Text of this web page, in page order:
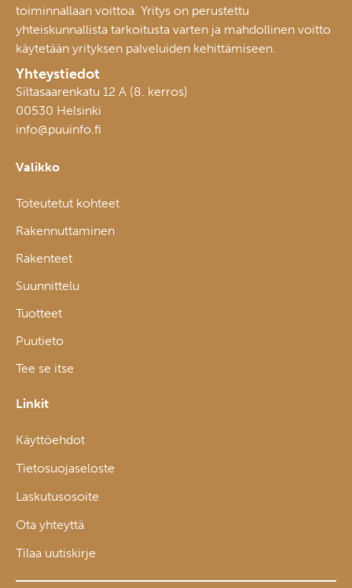
toiminnallaan voittoa. Yritys on perustettu
yhteiskunnallista tarkoitusta varten ja mahdollinen voitto
käytetään yrityksen palveluiden kehittämiseen.
Yhteystiedot
Siltasaarenkatu 12 A (8. kerros)
00530 Helsinki
info@puuinfo.fi
Valikko
Toteutetut kohteet
Rakennuttaminen
Rakenteet
Suunnittelu
Tuotteet
Puutieto
Tee se itse
Linkit
Käyttöehdot
Tietosuojaseloste
Laskutusosoite
Ota yhteyttä
Tilaa uutiskirje